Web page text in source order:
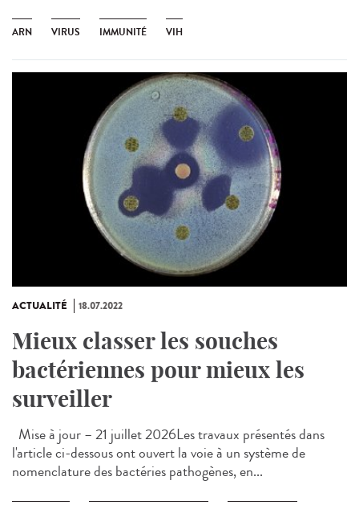
ARN VIRUS IMMUNITÉ VIH
ACTUALITÉ 18.07.2022
Mieux classer les souches
bactériennes pour mieux les
surveiller
Mise à jour – 21 juillet 2026Les travaux présentés dans
l'article ci-dessous ont ouvert la voie à un système de
nomenclature des bactéries pathogènes, en...